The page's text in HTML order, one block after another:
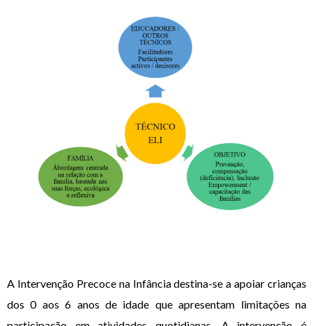
A Intervenção Precoce na Infância destina-se a apoiar crianças
dos 0 aos 6 anos de idade que apresentam limitações na